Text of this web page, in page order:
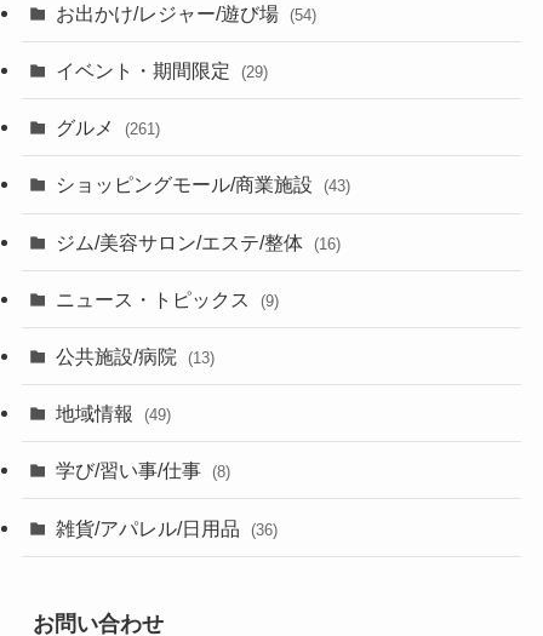
お出かけ/レジャー/遊び場 (54)
イベント・期間限定 (29)
グルメ (261)
ショッピングモール/商業施設 (43)
ジム/美容サロン/エステ/整体 (16)
ニュース・トピックス (9)
公共施設/病院 (13)
地域情報 (49)
学び/習い事/仕事 (8)
雑貨/アパレル/日用品 (36)
お問い合わせ